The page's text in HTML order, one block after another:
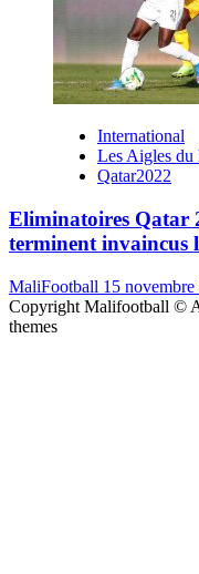
International
Les Aigles du
Qatar2022
Eliminatoires Qatar
terminent invaincus
MaliFootball 15 novembre
Copyright Malifootball ©
themes